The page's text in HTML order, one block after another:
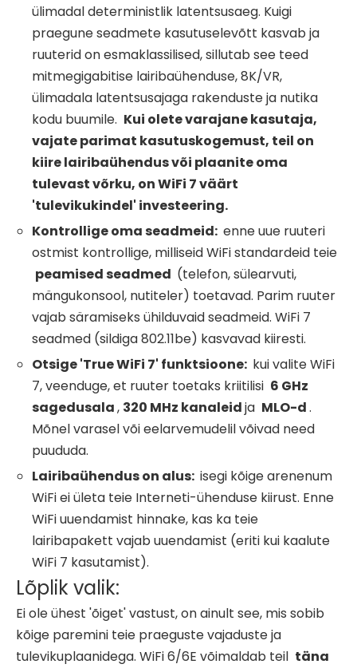
ülimadal deterministlik latentsusaeg. Kuigi
praegune seadmete kasutuselevõtt kasvab ja
ruuterid on esmaklassilised, sillutab see teed
mitmegigabitise lairibaühenduse, 8K/VR,
ülimadala latentsusajaga rakenduste ja nutika
kodu buumile. Kui olete varajane kasutaja,
vajate parimat kasutuskogemust, teil on
kiire lairibaühendus või plaanite oma
tulevast võrku, onWiFi 7 väärt
'tulevikukindel' investeering.
Kontrollige oma seadmeid: enne uue ruuteri
ostmist kontrollige, milliseid WiFi standardeid teie
peamised seadmed (telefon, sülearvuti,
mängukonsool, nutiteler) toetavad. Parim ruuter
vajab säramiseks ühilduvaid seadmeid. WiFi 7
seadmed (sildiga 802.11be) kasvavad kiiresti.
Otsige 'TrueWiFi 7' funktsioone: kui valite WiFi
7, veenduge, et ruuter toetaks kriitilisi 6 GHz
sagedusala, 320 MHz kanaleidja MLO-d.
Mõnel varasel või eelarvemudelil võivad need
puududa.
Lairibaühendus on alus: isegi kõige arenenum
WiFi ei ületa teie Interneti-ühenduse kiirust. Enne
WiFi uuendamist hinnake, kas ka teie
lairibapakett vajab uuendamist (eriti kui kaalute
WiFi 7 kasutamist).
Lõplik valik:
Ei ole ühest 'õiget' vastust, on ainult see, mis sobib
kõige paremini teie praeguste vajaduste ja
tulevikuplaanidega. WiFi 6/6E võimaldab teil täna